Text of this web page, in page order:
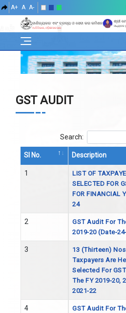
A+ A A-
ବାଣିଜ୍ୟକର ଏବଂ ଦ୍ରବ୍ୟ ଓ ସେବା କର କମିଶନରେଟ୍
ଅର୍ଥ ବିଭାଗ, ଓଡ଼ିଶା ସରକାର
ଶ୍ରୀ
ମାନ୍ୟବର
GST AUDIT
Search:
Sl No. Description
Sl No.
Description
1
LIST OF
SELECTED FOR
FOR FINANCIAL
24
2
GST Audit For
2019-20 (Date-
3
13 (thirteen)
Taxpayers Are
Selected For
The FY 2019-20,
2021-22
4
GST Audit For